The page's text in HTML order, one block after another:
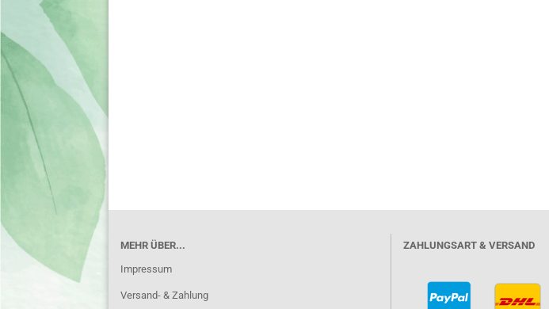
MEHR ÜBER...
Impressum
Versand- & Zahlung
ZAHLUNGSART & VERSAND